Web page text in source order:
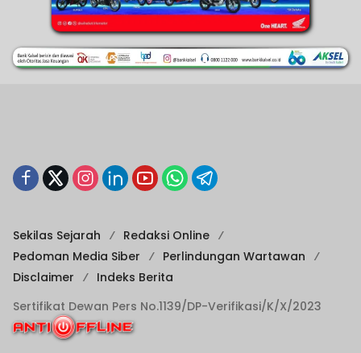
Sekilas Sejarah
Redaksi Online
Pedoman Media Siber
Perlindungan Wartawan
Disclaimer
Indeks Berita
Sertifikat Dewan Pers No.1139/DP-Verifikasi/K/X/2023